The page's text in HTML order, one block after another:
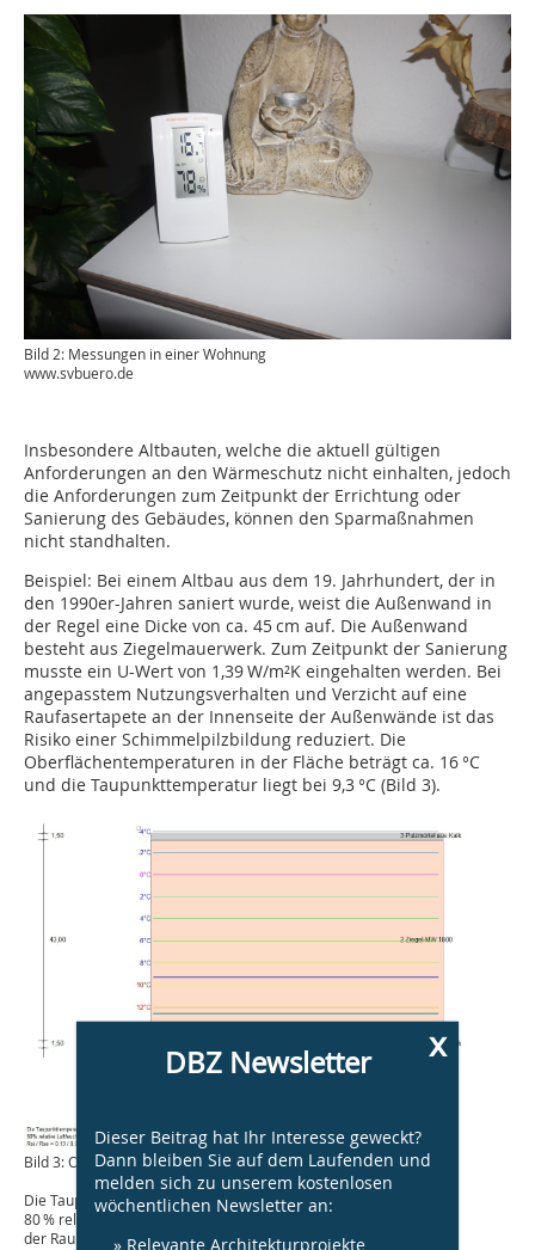
Bild 2: Messungen in einer Wohnung
www.svbuero.de
Insbesondere Altbauten, welche die aktuell gültigen
Anforderungen an den Wärmeschutz nicht einhalten, jedoch
die Anforderungen zum Zeitpunkt der Errichtung oder
Sanierung des Gebäudes, können den Sparmaßnahmen
nicht standhalten.
Beispiel: Bei einem Altbau aus dem 19. Jahrhundert, der in
den 1990er-Jahren saniert wurde, weist die Außenwand in
der Regel eine Dicke von ca. 45 cm auf. Die Außenwand
besteht aus Ziegelmauerwerk. Zum Zeitpunkt der Sanierung
musste ein U-Wert von 1,39 W/m²K eingehalten werden. Bei
angepasstem Nutzungsverhalten und Verzicht auf eine
Raufasertapete an der Innenseite der Außenwände ist das
Risiko einer Schimmelpilzbildung reduziert. Die
Oberflächentemperaturen in der Fläche beträgt ca. 16 °C
und die Taupunkttemperatur liegt bei 9,3 °C (Bild 3).
Bild 3: Oberflächentemperaturen bei 20 °C Raumtemperatur
Die Taupunkttemperatur beträgt 9,3 °C (20 °C 50 %)
80 % relative Luftfeuchte werden bei einer Abkühlung
der Raumluft auf 12,6 °C erreicht
x
DBZ Newsletter
Dieser Beitrag hat Ihr Interesse geweckt?
Dann bleiben Sie auf dem Laufenden und
melden sich zu unserem kostenlosen
wöchentlichen Newsletter an:
» Relevante Architekturprojekte